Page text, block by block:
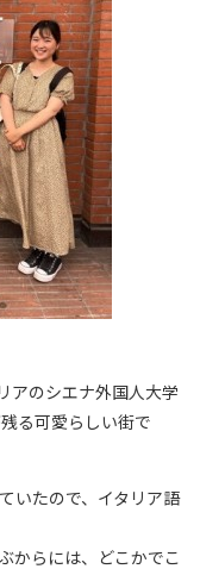
アのシエナ外国人大学
る可愛らしい街で
いたので、イタリア語
からには、どこかでこ